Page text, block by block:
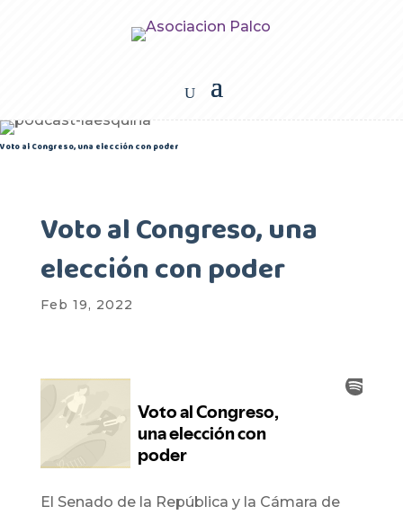
Voto al Congreso, una elección con poder
Voto al Congreso, una
elección con poder
Feb 19, 2022
El Senado de la República y la Cámara de